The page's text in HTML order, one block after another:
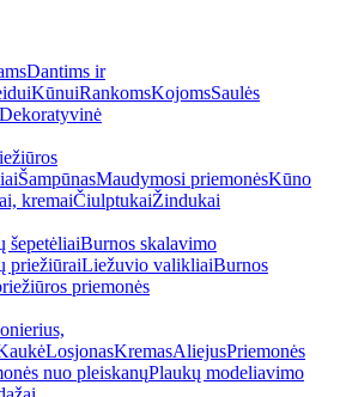
Dantims ir
KūnuiRankomsKojomsSaulės
Dekoratyvinė
ŠampūnasMaudymosi priemonėsKūno
kremaiČiulptukaiŽindukai
šepetėliaiBurnos skalavimo
priežiūraiLiežuvio valikliaiBurnos
priemonės
LosjonasKremasAliejusPriemonės
nuo pleiskanųPlaukų modeliavimo